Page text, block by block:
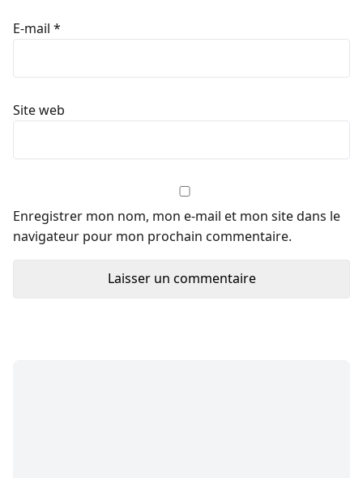
E-mail *
Site web
Enregistrer mon nom, mon e-mail et mon site dans le
navigateur pour mon prochain commentaire.